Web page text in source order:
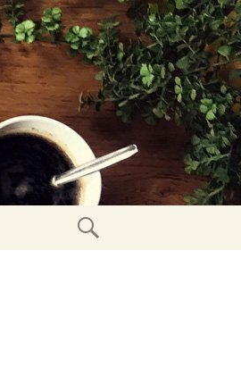
Zoeken